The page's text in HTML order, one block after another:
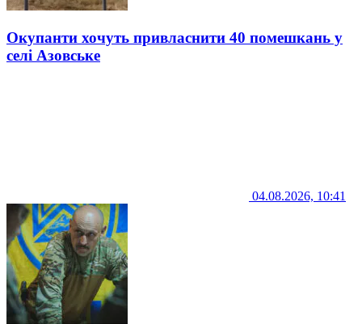
Окупанти хочуть привласнити 40 помешкань у
селі Азовське
04.08.2026, 10:41